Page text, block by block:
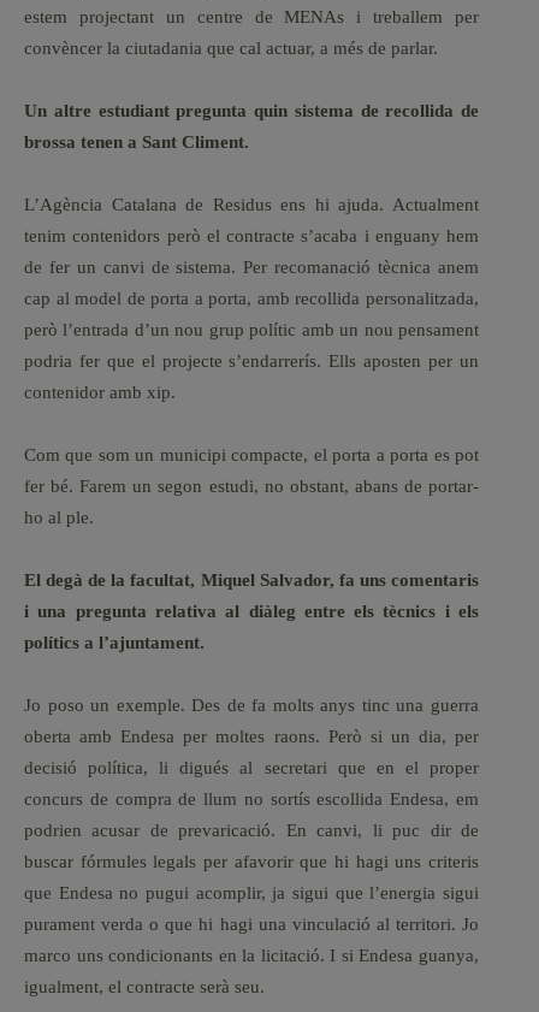
estem projectant un centre de MENAs i treballem per
convèncer la ciutadania que cal actuar, a més de parlar.
Un altre estudiant pregunta quin sistema de recollida de
brossa tenen a Sant Climent.
L’Agència Catalana de Residus ens hi ajuda. Actualment
tenim contenidors però el contracte s’acaba i enguany hem
de fer un canvi de sistema. Per recomanació tècnica anem
cap al model de porta a porta, amb recollida personalitzada,
però l’entrada d’un nou grup polític amb un nou pensament
podria fer que el projecte s’endarrerís. Ells aposten per un
contenidor amb xip.
Com que som un municipi compacte, el porta a porta es pot
fer bé. Farem un segon estudi, no obstant, abans de portar-
ho al ple.
El degà de la facultat, Miquel Salvador, fa uns comentaris
i una pregunta relativa al diàleg entre els tècnics i els
polítics a l’ajuntament.
Jo poso un exemple. Des de fa molts anys tinc una guerra
oberta amb Endesa per moltes raons. Però si un dia, per
decisió política, li digués al secretari que en el proper
concurs de compra de llum no sortís escollida Endesa, em
podrien acusar de prevaricació. En canvi, li puc dir de
buscar fórmules legals per afavorir que hi hagi uns criteris
que Endesa no pugui acomplir, ja sigui que l’energia sigui
purament verda o que hi hagi una vinculació al territori. Jo
marco uns condicionants en la licitació. I si Endesa guanya,
igualment, el contracte serà seu.